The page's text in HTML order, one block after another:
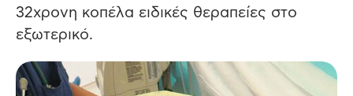
32χρονη κοπέλα ειδικές θεραπείες στο
εξωτερικό.